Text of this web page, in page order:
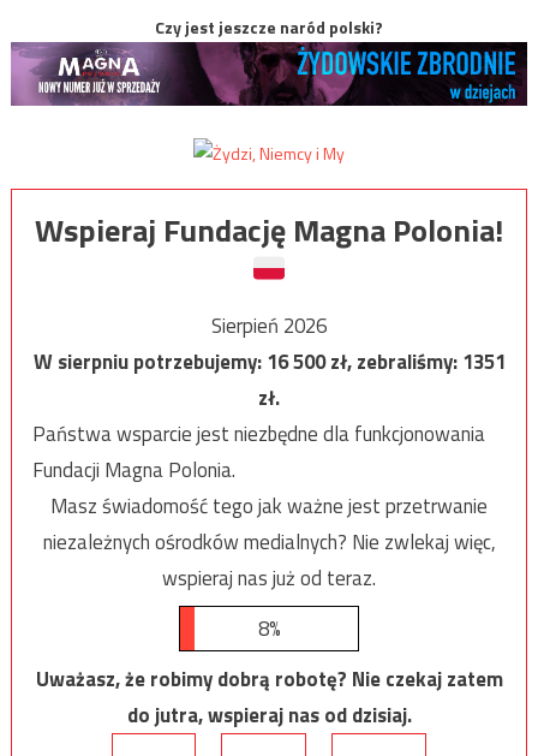
Czy jest jeszcze naród polski?
Wspieraj Fundację Magna Polonia!
Sierpień 2026
W sierpniu potrzebujemy:16 500zł, zebraliśmy:1351
zł.
Państwa wsparcie jest niezbędne dla funkcjonowania
Fundacji Magna Polonia.
Masz świadomość tego jak ważne jest przetrwanie
niezależnych ośrodków medialnych? Nie zwlekaj więc,
wspieraj nas już od teraz.
8%
Uważasz, że robimy dobrą robotę? Nie czekaj zatem
do jutra, wspieraj nas od dzisiaj.